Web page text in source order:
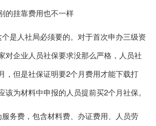
的挂靠费用也不一样
是人社局必须要的。对于首次申办三级资
对企业人员社保要求没那么严格，人员社
，但是社保证明要2个月费用才能下载打
该为材料中申报的人员提前买2个月社保。
务费，包含材料费、办证费用、人员劳